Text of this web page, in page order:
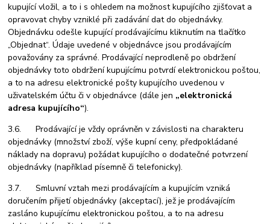
kupující vložil, a to i s ohledem na možnost kupujícího zjišťovat a
opravovat chyby vzniklé při zadávání dat do objednávky.
Objednávku odešle kupující prodávajícímu kliknutím na tlačítko
„Objednat“. Údaje uvedené v objednávce jsou prodávajícím
považovány za správné. Prodávající neprodleně po obdržení
objednávky toto obdržení kupujícímu potvrdí elektronickou poštou,
a to na adresu elektronické pošty kupujícího uvedenou v
uživatelském účtu či v objednávce (dále jen „elektronická
adresa kupujícího“).
3.6. Prodávající je vždy oprávněn v závislosti na charakteru
objednávky (množství zboží, výše kupní ceny, předpokládané
náklady na dopravu) požádat kupujícího o dodatečné potvrzení
objednávky (například písemně či telefonicky).
3.7. Smluvní vztah mezi prodávajícím a kupujícím vzniká
doručením přijetí objednávky (akceptací), jež je prodávajícím
zasláno kupujícímu elektronickou poštou, a to na adresu